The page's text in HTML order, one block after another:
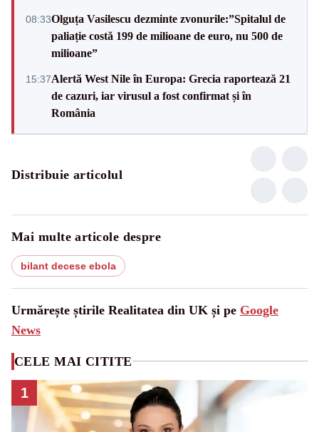
08:33Olguța Vasilescu dezminte zvonurile:”Spitalul de
paliație costă 199 de milioane de euro, nu 500 de
milioane”
15:37Alertă West Nile în Europa: Grecia raportează 21
de cazuri, iar virusul a fost confirmat și în
România
Distribuie articolul
Mai multe articole despre
bilant decese ebola
Urmărește știrile Realitatea din UK și pe Google
News
CELE MAI CITITE
1